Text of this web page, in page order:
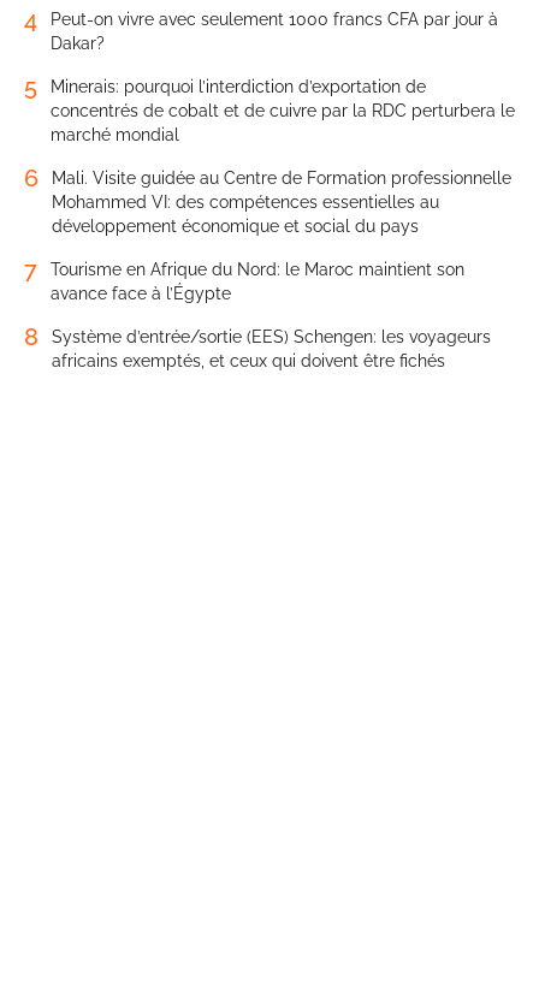
4
Peut-on vivre avec seulement 1000 francs CFA par jour à
Dakar?
5
Minerais: pourquoi l’interdiction d’exportation de
concentrés de cobalt et de cuivre par la RDC perturbera le
marché mondial
6
Mali. Visite guidée au Centre de Formation professionnelle
Mohammed VI: des compétences essentielles au
développement économique et social du pays
7
Tourisme en Afrique du Nord: le Maroc maintient son
avance face à l’Égypte
8
Système d’entrée/sortie (EES) Schengen: les voyageurs
africains exemptés, et ceux qui doivent être fichés